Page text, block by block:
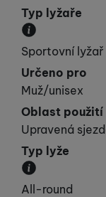
Typ lyžaře
Udává vaší
Sportovní lyžař
Určeno pro
Muž/unisex
Oblast použití
Upravená
Typ lyže
Kategorie, do
All-round